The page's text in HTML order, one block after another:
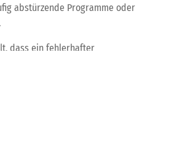
abstürzende Programme oder
dass ein fehlerhafter